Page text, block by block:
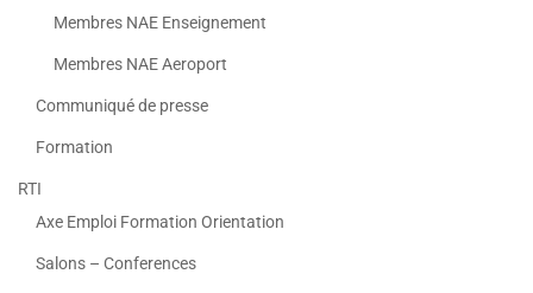
Membres NAE Enseignement
Membres NAE Aeroport
Communiqué de presse
Formation
RTI
Axe Emploi Formation Orientation
Salons – Conferences